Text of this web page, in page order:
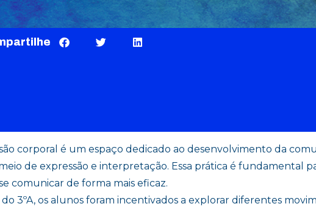
corporal é um espaço dedicado ao desenvolvimento da
de expressão e interpretação. Essa prática é fundamental
comunicar de forma mais eficaz.
3ºA, os alunos foram incentivados a explorar diferentes